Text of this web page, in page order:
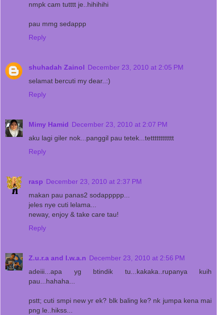
nmpk cam tutttt je..hihihihi
pau mmg sedappp
Reply
shuhadah Zainol December 23, 2010 at 2:05 PM
selamat bercuti my dear..:)
Reply
Mimy Hamid December 23, 2010 at 2:07 PM
aku lagi giler nok...panggil pau tetek...tetttttttttttt
Reply
rasp December 23, 2010 at 2:37 PM
makan pau panas2 sodappppp...
jeles nye cuti lelama...
neway, enjoy & take care tau!
Reply
Z.u.r.a and I.w.a.n December 23, 2010 at 2:56 PM
adeiii...apa yg btindik tu...kakaka..rupanya kuih
pau...hahaha...
pstt; cuti smpi new yr ek? blk baling ke? nk jumpa kena mai
png le..hikss...